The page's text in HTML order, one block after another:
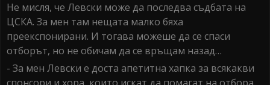
Не мисля, че Левски може да последва съдбата на
ЦСКА. За мен там нещата малко бяха
преекспонирани. И тогава можеше да се спаси
отборът, но не обичам да се връщам назад…
- За мен Левски е доста апетитна хапка за всякакви